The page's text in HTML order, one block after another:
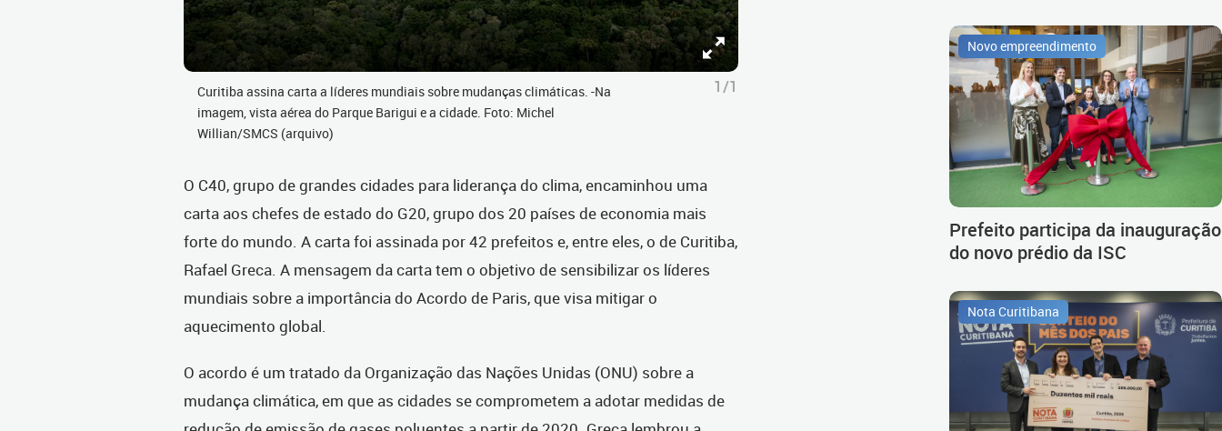
Curitiba assina carta a líderes mundiais sobre mudanças climáticas. -Na
imagem, vista aérea do Parque Barigui e a cidade. Foto: Michel
Willian/SMCS (arquivo)
1/1
O C40, grupo de grandes cidades para liderança do clima, encaminhou uma
carta aos chefes de estado do G20, grupo dos 20 países de economia mais
forte do mundo. A carta foi assinada por 42 prefeitos e, entre eles, o de Curitiba,
Rafael Greca. A mensagem da carta tem o objetivo de sensibilizar os líderes
mundiais sobre a importância do Acordo de Paris, que visa mitigar o
aquecimento global.
O acordo é um tratado da Organização das Nações Unidas (ONU) sobre a
mudança climática, em que as cidades se comprometem a adotar medidas de
Novo empreendimento
Prefeito participa da inauguração
do novo prédio da ISC
Nota Curitibana